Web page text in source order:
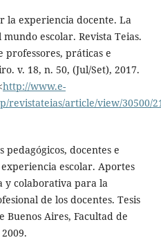
la experiencia docente. La
escolar. Revista Teias.
professores, práticas e
v. 18, n. 50, (Jul/Set), 2017.
http://www.e-
revistateias/article/view/30500/
pedagógicos, docentes e
escolar. Aportes
y colaborativa para la
de los docentes. Tesis
Buenos Aires, Facultad de